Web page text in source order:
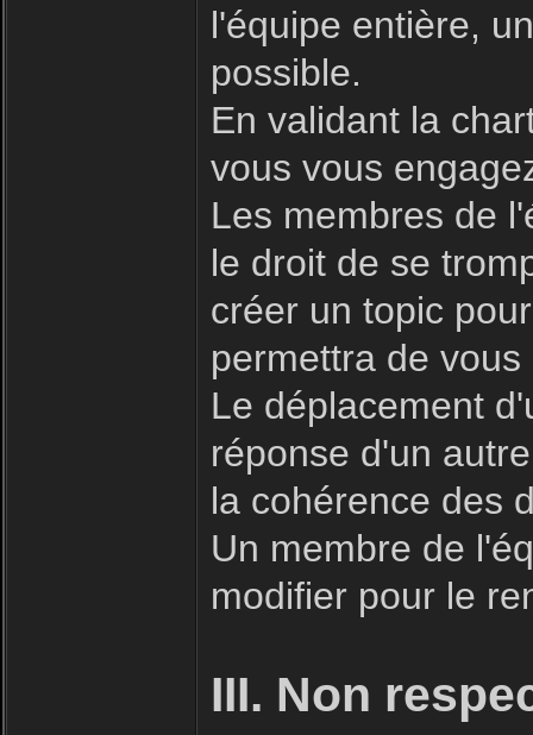
l'équipe entière,
possible.
En validant la
vous vous
Les membres de
le droit de se
créer un topic
permettra de
Le déplacement
réponse d'un
la cohérence des
Un membre de
modifier pour le
III. Non